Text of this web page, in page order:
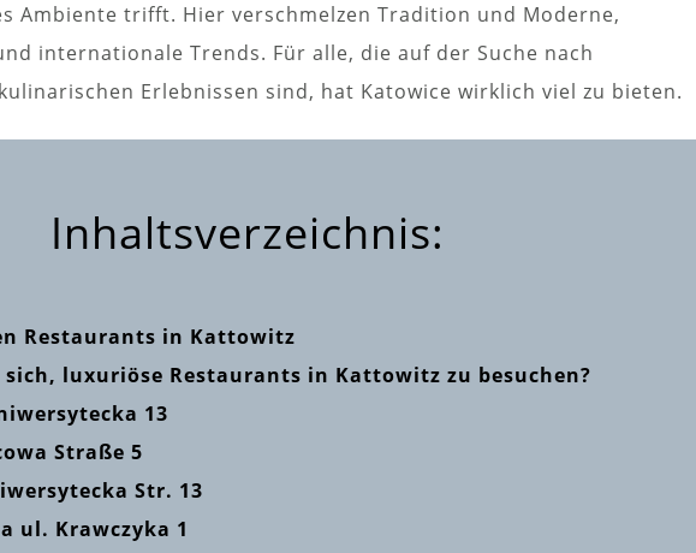
Ambiente trifft. Hier verschmelzen Tradition und Moderne,
internationale Trends. Für alle, die auf der Suche nach
Erlebnissen sind, hat Katowice wirklich viel zu bieten.
Inhaltsverzeichnis:
Restaurants in Kattowitz
luxuriöse Restaurants in Kattowitz zu besuchen?
13
Straße 5
Str. 13
ul. Krawczyka 1